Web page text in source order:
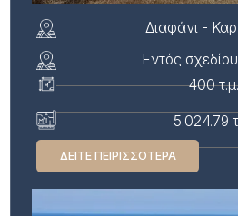
Διαφάνι -
Εντός
400 τ.μ.
5.024.79
ΔΕΊΤΕ ΠΕΙΡΙΣΣΌΤΕΡΑ